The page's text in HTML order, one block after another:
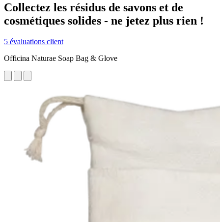
Collectez les résidus de savons et de
cosmétiques solides - ne jetez plus rien !
5 évaluations client
Officina Naturae Soap Bag & Glove